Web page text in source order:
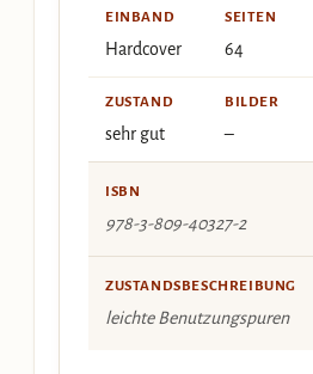
EINBAND
Hardcover
SEITEN
64
ZUSTAND
sehr gut
BILDER
–
ISBN
978-3-809-40327-2
ZUSTANDSBESCHREIBUNG
leichte Benutzungspuren